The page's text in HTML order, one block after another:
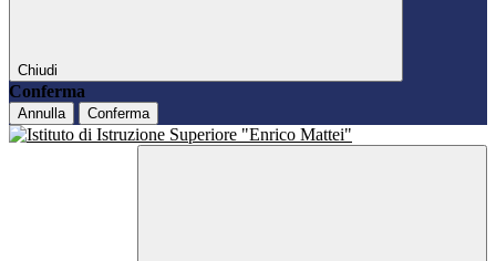
Chiudi
Conferma
Annulla Conferma